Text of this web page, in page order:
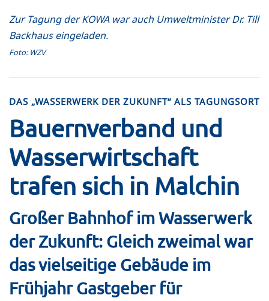
Zur Tagung der KOWA war auch Umweltminister Dr. Till
Backhaus eingeladen.
Foto: WZV
DAS „WASSERWERK DER ZUKUNFT“ ALS TAGUNGSORT
Bauern­verband und
Wasser­wirtschaft
trafen sich in Malchin
Großer Bahnhof im Wasserwerk
der Zukunft: Gleich zweimal war
das vielseitige Gebäude im
Frühjahr Gastgeber für